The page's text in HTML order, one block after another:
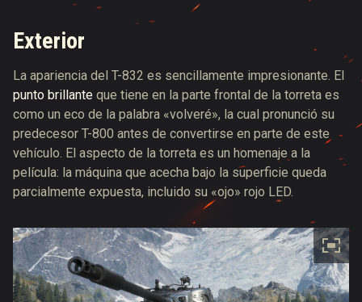
Exterior
La apariencia del T-832 es sencillamente impresionante. El
punto brillante que tiene en la parte frontal de la torreta es
como un eco de la palabra «volveré», la cual pronunció su
predecesor T-800 antes de convertirse en parte de este
vehículo. El aspecto de la torreta es un homenaje a la
película: la máquina que acecha bajo la superficie queda
parcialmente expuesta, incluido su «ojo» rojo LED.